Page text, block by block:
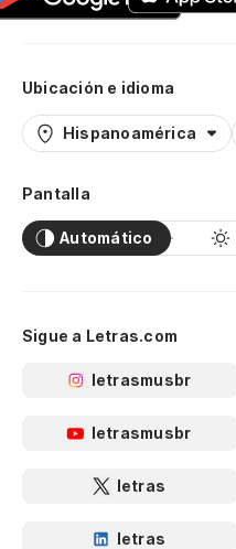
Ubicación e idioma
Hispanoamérica
Pantalla
Automático
Sigue a Letras.com
letrasmusbr
letrasmusbr
letras
letras